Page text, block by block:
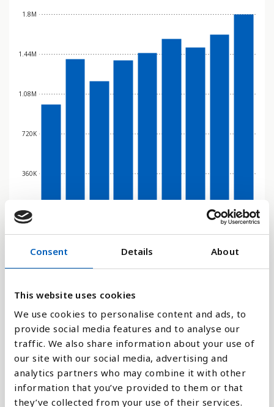
Consent Details About
This website uses cookies
We use cookies to personalise content and ads, to
provide social media features and to analyse our
traffic. We also share information about your use of
our site with our social media, advertising and
analytics partners who may combine it with other
information that you’ve provided to them or that
they’ve collected from your use of their services.
360K
720K
1.08M
1.44M
1.8M
2023 2024
Stapeldiagram
Linje
Platt
Jämför med: